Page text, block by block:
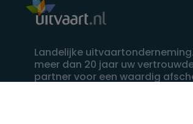
Landelijke
meer dan 20 jaar uw
partner voor een waardig